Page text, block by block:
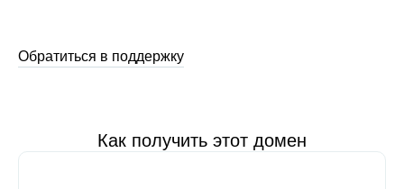
Обратиться в поддержку
Как получить этот домен